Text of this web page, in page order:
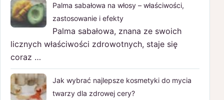
Palma sabałowa na włosy – właściwości,
zastosowanie i efekty
Palma sabałowa, znana ze swoich
licznych właściwości zdrowotnych, staje się
coraz …
Jak wybrać najlepsze kosmetyki do mycia
twarzy dla zdrowej cery?